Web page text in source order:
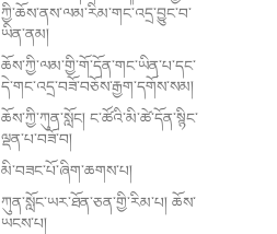
ཀྱི་ཆོས་ནས་ལམ་རིམ་གང་འདྲ་བྱུང་བ་
ཡིན་ནམ།
ཆོས་ཀྱི་ལམ་གྱི་གོ་དོན་གང་ཡིན་པ་དང་
དེ་གང་འདྲ་བཟོ་བཅོས་རྒྱག་དགོས་སམ།
ཆོས་ཀྱི་ཀུན་སློང། ང་ཚོའི་མི་ཚེ་དོན་སྙིང་
ལྡན་པ་བཟོ་བ།
མི་བཟང་པོ་ཞིག་ཆགས་པ།
ཀུན་སློང་ཡར་ཐོན་ཅན་གྱི་རིམ་པ། ཆོས་
ཡངས་པ།